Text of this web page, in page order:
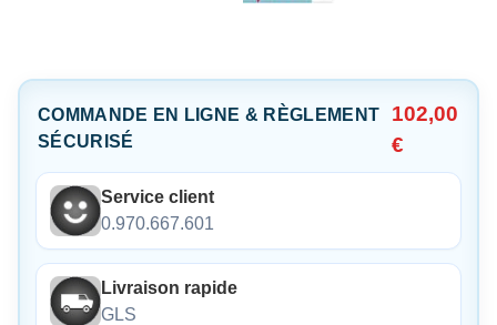
COMMANDE EN LIGNE & RÈGLEMENT
SÉCURISÉ
102,00
€
Service client
0.970.667.601
Livraison rapide
GLS